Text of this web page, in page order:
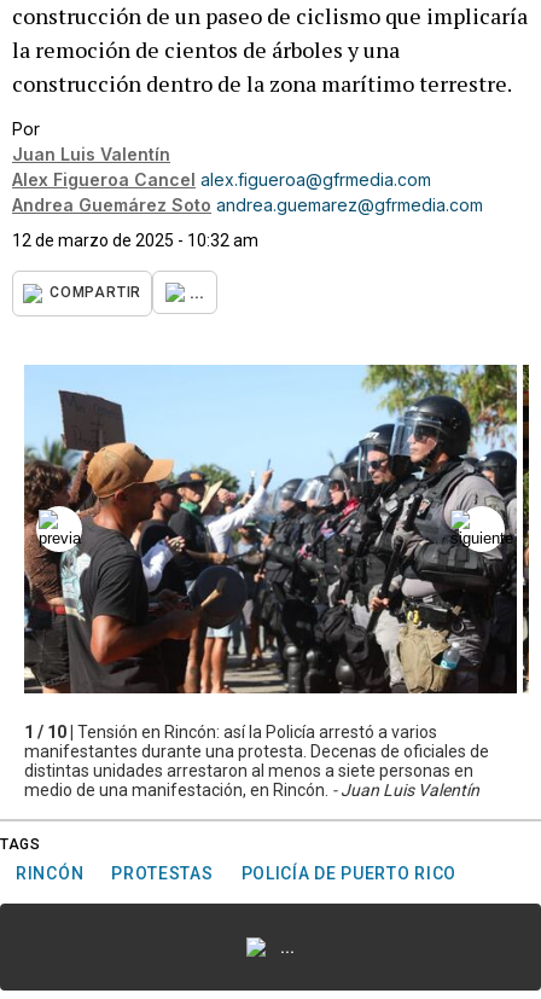
construcción de un paseo de ciclismo que implicaría
la remoción de cientos de árboles y una
construcción dentro de la zona marítimo terrestre.
Por
Juan Luis Valentín
Alex Figueroa Cancel alex.figueroa@gfrmedia.com
Andrea Guemárez Soto andrea.guemarez@gfrmedia.com
12 de marzo de 2025 - 10:32 am
COMPARTIR ...
1 / 10 | Tensión en Rincón: así la Policía arrestó a varios
manifestantes durante una protesta. Decenas de oficiales de
distintas unidades arrestaron al menos a siete personas en
medio de una manifestación, en Rincón. - Juan Luis Valentín
TAGS
RINCÓN PROTESTAS POLICÍA DE PUERTO RICO
...